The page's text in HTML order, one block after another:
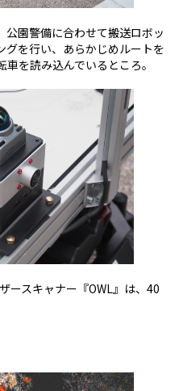
公園警備に合わせて搬送ロボッ
グを行い、あらかじめルートを
を読み込んでいるところ。
ースキャナー『OWL』は、40